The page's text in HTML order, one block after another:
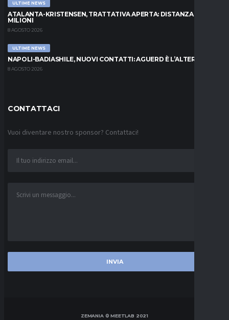
ULTIME NEWS
ATALANTA-KRISTENSEN, TRATTATIVA APERTA: DISTANZA DI 5
MILIONI
8 AGOSTO 2026
ULTIME NEWS
NAPOLI-BADIASHILE, NUOVI CONTATTI: AGUERD È L’ALTERNATIVA
8 AGOSTO 2026
CONTATTACI
Vuoi diventare nostro sponsor? Contattaci!
ZEMANIA © MEETLAB 2021